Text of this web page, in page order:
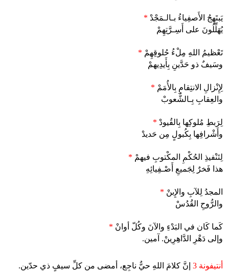
يَبتَهِجُ الأَصفِياءُ بـالـمَجْدْ *
يُهَلِّلُونَ على أَسِـرَّتِهِمْ
تَعْظيمُ اللهِ مِلْءُ حُلوقِهِمْ *
وسَيفٌ ذو حَدَّينِ بِأَيدِيهمْ
لِإِنْزالِ الانتِقامِ بِالأُمَمْ *
والعِقابِ بِـالشُّعوبْ
لِرَبطِ مُلوكِها بِالقُيودْ *
وأَشْرافِها بِكُبولٍ مِن حَديدْ
لِتَنْفيذِ الحُكْمِ المكْتوبِ فيهمْ *
هذا فَخرٌ لِجَميعِ أَصْـفِيائِهِ
المجدُ لِلآبِ والإِبنْ *
والرُّوحِ القُدُسْ
كَما كَان في البَدْءِ والآنَ وكُلّ أوانْ *
وإلى دَهْرِ الدَّاهِرِينْ. آمين.
أنتيفونة 3 إنَّ كلامَ اللهِ حيٌّ ناجِع، أمضى من كلِّ سيفٍ ذي حدّين.